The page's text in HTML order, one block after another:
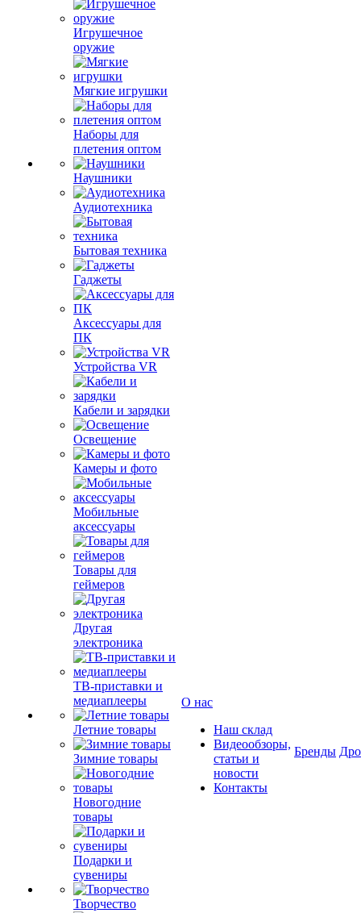
Игрушечное
оружие
Мягкие игрушки
Наборы для
плетения оптом
Наушники
Аудиотехника
Бытовая техника
Гаджеты
Аксессуары для
ПК
Устройства VR
Кабели и зарядки
Освещение
Камеры и фото
Мобильные
аксессуары
Товары для
геймеров
Другая
электроника
ТВ-приставки и
медиаплееры
Летние товары
Зимние товары
Новогодние
товары
Подарки и
сувениры
Творчество
О нас
Наш склад
Видеообзоры,
статьи и
новости
Контакты
Бренды